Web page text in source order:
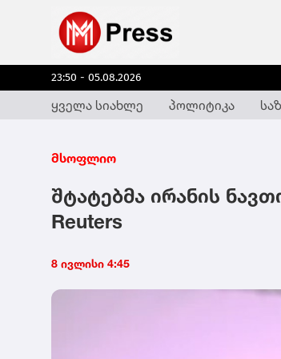
23:50 - 05.08.2026
ყველა სიახლე პოლიტიკა
მსოფლიო
შტატებმა ირანის
Reuters
8 ივლისი 4:45